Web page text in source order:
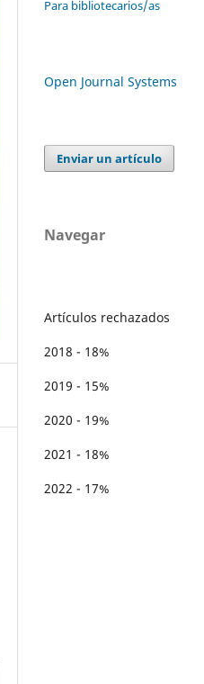
Para bibliotecarios/as
Open Journal Systems
Enviar un artículo
Navegar
Artículos rechazados
2018 - 18%
2019 - 15%
2020 - 19%
2021 - 18%
2022 - 17%